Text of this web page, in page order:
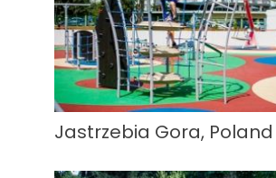
Jastrzebia Gora, Poland